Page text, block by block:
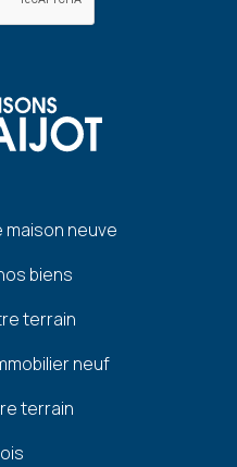
neuve
biens
terrain
neuf
terrain